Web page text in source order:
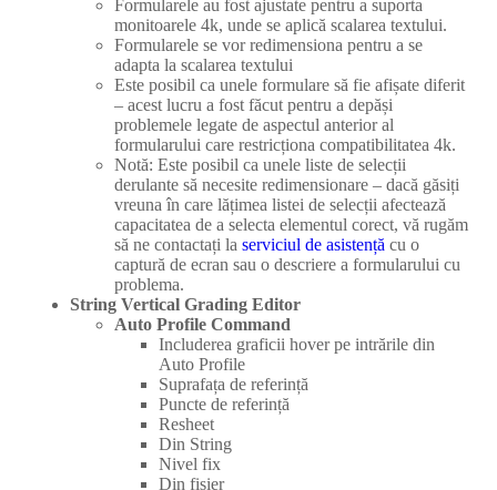
Formularele au fost ajustate pentru a suporta
monitoarele 4k, unde se aplică scalarea textului.
Formularele se vor redimensiona pentru a se
adapta la scalarea textului
Este posibil ca unele formulare să fie afișate diferit
– acest lucru a fost făcut pentru a depăși
problemele legate de aspectul anterior al
formularului care restricționa compatibilitatea 4k.
Notă: Este posibil ca unele liste de selecții
derulante să necesite redimensionare – dacă găsiți
vreuna în care lățimea listei de selecții afectează
capacitatea de a selecta elementul corect, vă rugăm
să ne contactați la serviciul de asistență cu o
captură de ecran sau o descriere a formularului cu
problema.
String Vertical Grading Editor
Auto Profile Command
Includerea graficii hover pe intrările din
Auto Profile
Suprafața de referință
Puncte de referință
Resheet
Din String
Nivel fix
Din fișier